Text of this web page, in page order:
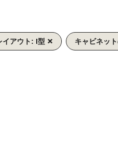
イアウト: I型 キャビネッ